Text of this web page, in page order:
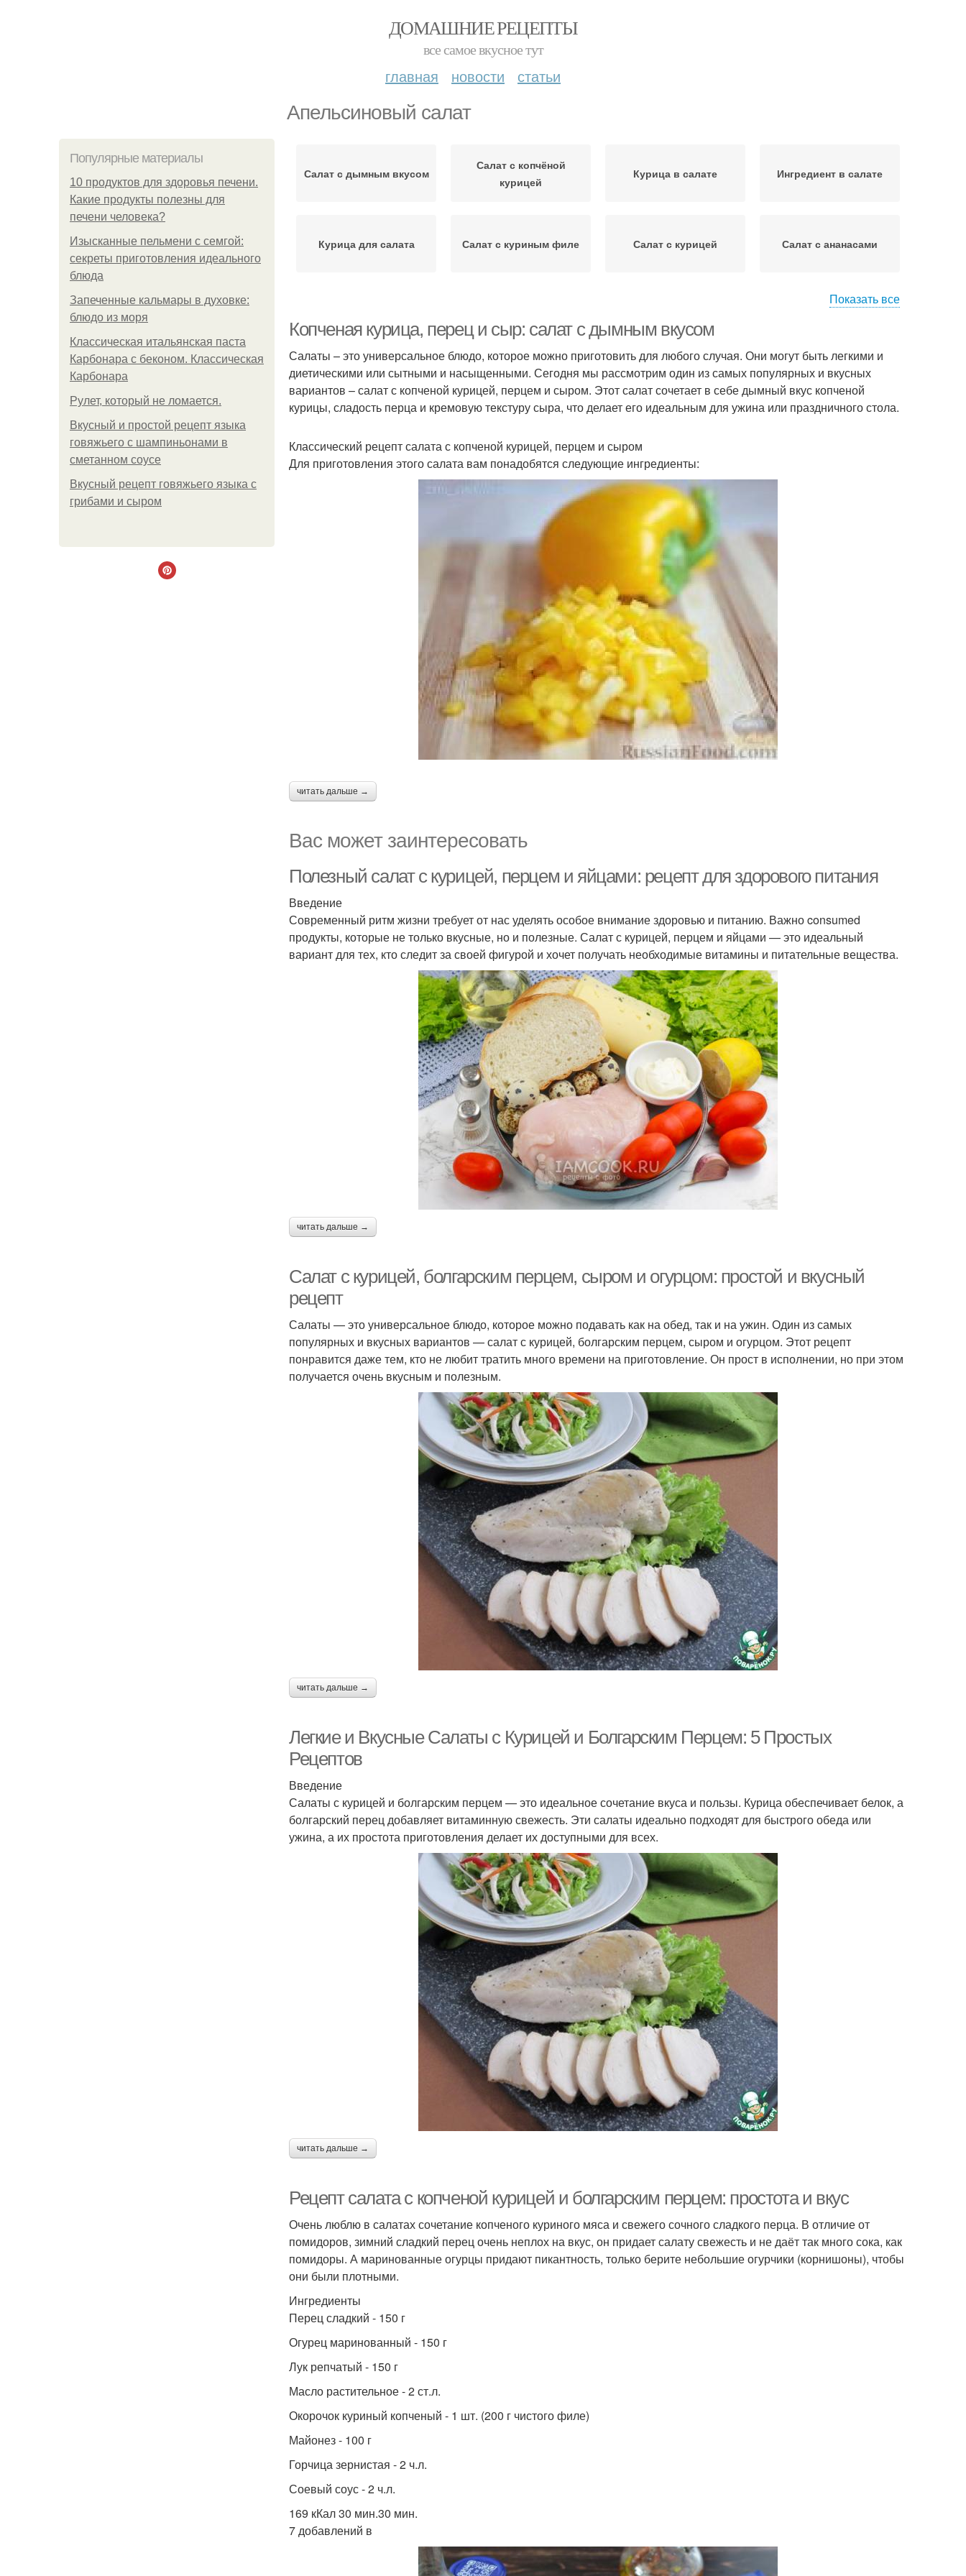
ДОМАШНИЕ РЕЦЕПТЫ
все самое вкусное тут
главная новости статьи
Апельсиновый салат
Популярные материалы
10 продуктов для здоровья печени.
Какие продукты полезны для
печени человека?
Изысканные пельмени с семгой:
секреты приготовления идеального
блюда
Запеченные кальмары в духовке:
блюдо из моря
Классическая итальянская паста
Карбонара с беконом. Классическая
Карбонара
Рулет, который не ломается.
Вкусный и простой рецепт языка
говяжьего с шампиньонами в
сметанном соусе
Вкусный рецепт говяжьего языка с
грибами и сыром
Салат с дымным вкусом
Салат с копчёной
курицей
Курица в салате Ингредиент в салате
Курица для салата Салат с куриным филе Салат с курицей Салат с ананасами
Показать все
Копченая курица, перец и сыр: салат с дымным вкусом
Салаты – это универсальное блюдо, которое можно приготовить для любого случая. Они могут быть легкими и
диетическими или сытными и насыщенными. Сегодня мы рассмотрим один из самых популярных и вкусных
вариантов – салат с копченой курицей, перцем и сыром. Этот салат сочетает в себе дымный вкус копченой
курицы, сладость перца и кремовую текстуру сыра, что делает его идеальным для ужина или праздничного стола.
Классический рецепт салата с копченой курицей, перцем и сыром
Для приготовления этого салата вам понадобятся следующие ингредиенты:
читать дальше →
Вас может заинтересовать
Полезный салат с курицей, перцем и яйцами: рецепт для здорового питания
Введение
Современный ритм жизни требует от нас уделять особое внимание здоровью и питанию. Важно consumed
продукты, которые не только вкусные, но и полезные. Салат с курицей, перцем и яйцами — это идеальный
вариант для тех, кто следит за своей фигурой и хочет получать необходимые витамины и питательные вещества.
читать дальше →
Салат с курицей, болгарским перцем, сыром и огурцом: простой и вкусный
рецепт
Салаты — это универсальное блюдо, которое можно подавать как на обед, так и на ужин. Один из самых
популярных и вкусных вариантов — салат с курицей, болгарским перцем, сыром и огурцом. Этот рецепт
понравится даже тем, кто не любит тратить много времени на приготовление. Он прост в исполнении, но при этом
получается очень вкусным и полезным.
читать дальше →
Легкие и Вкусные Салаты с Курицей и Болгарским Перцем: 5 Простых
Рецептов
Введение
Салаты с курицей и болгарским перцем — это идеальное сочетание вкуса и пользы. Курица обеспечивает белок, а
болгарский перец добавляет витаминную свежесть. Эти салаты идеально подходят для быстрого обеда или
ужина, а их простота приготовления делает их доступными для всех.
читать дальше →
Рецепт салата с копченой курицей и болгарским перцем: простота и вкус
Очень люблю в салатах сочетание копченого куриного мяса и свежего сочного сладкого перца. В отличие от
помидоров, зимний сладкий перец очень неплох на вкус, он придает салату свежесть и не даёт так много сока, как
помидоры. А маринованные огурцы придают пикантность, только берите небольшие огурчики (корнишоны), чтобы
они были плотными.
Ингредиенты
Перец сладкий - 150 г
Огурец маринованный - 150 г
Лук репчатый - 150 г
Масло растительное - 2 ст.л.
Окорочок куриный копченый - 1 шт. (200 г чистого филе)
Майонез - 100 г
Горчица зернистая - 2 ч.л.
Соевый соус - 2 ч.л.
169 кКал 30 мин.30 мин.
7 добавлений в